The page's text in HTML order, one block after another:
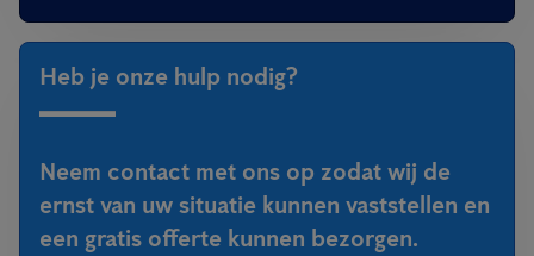
Heb je onze hulp nodig?
Neem contact met ons op zodat wij de
ernst van uw situatie kunnen vaststellen en
een gratis offerte kunnen bezorgen.